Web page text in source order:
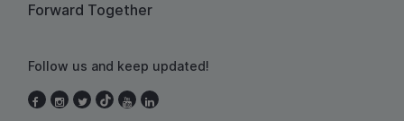
Forward Together
Follow us and keep updated!